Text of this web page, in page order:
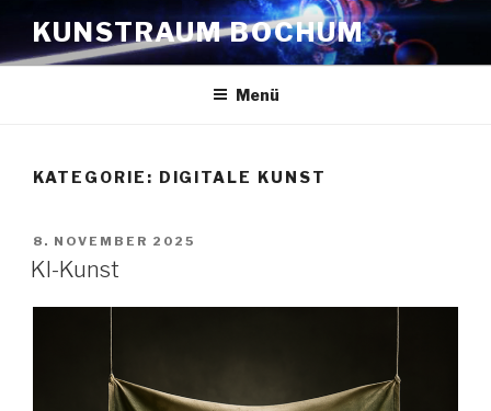
Inhalt
springen
KUNSTRAUM BOCHUM
Menü
KATEGORIE: DIGITALE KUNST
VERÖFFENTLICHT
AM
8. NOVEMBER 2025
KI-Kunst